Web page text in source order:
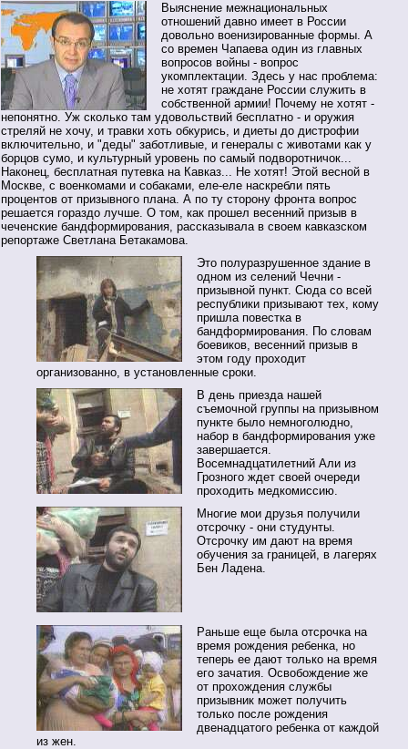
Выяснение межнациональных
отношений давно имеет в России
довольно военизированные формы. А
со времен Чапаева один из главных
вопросов войны - вопрос
укомплектации. Здесь у нас проблема:
не хотят граждане России служить в
собственной армии! Почему не хотят -
непонятно. Уж сколько там удовольствий бесплатно - и оружия
стреляй не хочу, и травки хоть обкурись, и диеты до дистрофии
включительно, и "деды" заботливые, и генералы с животами как у
борцов сумо, и культурный уровень по самый подворотничок...
Наконец, бесплатная путевка на Кавказ... Не хотят! Этой весной в
Москве, с военкомами и собаками, еле-еле наскребли пять
процентов от призывного плана. А по ту сторону фронта вопрос
решается гораздо лучше. О том, как прошел весенний призыв в
чеченские бандформирования, рассказывала в своем кавказском
репортаже Светлана Бетакамова.
Это полуразрушенное здание в
одном из селений Чечни -
призывной пункт. Сюда со всей
республики призывают тех, кому
пришла повестка в
бандформирования. По словам
боевиков, весенний призыв в
этом году проходит
организованно, в установленные сроки.
В день приезда нашей
съемочной группы на призывном
пункте было немноголюдно,
набор в бандформирования уже
завершается.
Восемнадцатилетний Али из
Грозного ждет своей очереди
проходить медкомиссию.
Многие мои друзья получили
отсрочку - они студунты.
Отсрочку им дают на время
обучения за границей, в лагерях
Бен Ладена.
Раньше еще была отсрочка на
время рождения ребенка, но
теперь ее дают только на время
его зачатия. Освобождение же
от прохождения службы
призывник может получить
только после рождения
двенадцатого ребенка от каждой
из жен.